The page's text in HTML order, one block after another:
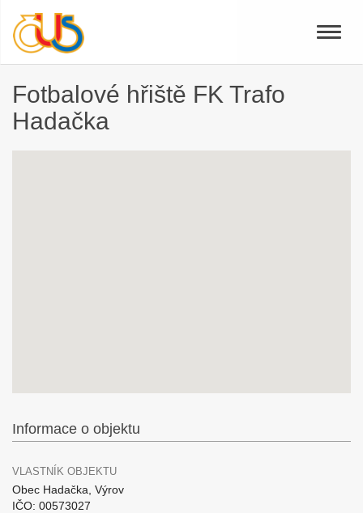
Toggle
Fotbalové hřiště FK Trafo
Hadačka
Informace o objektu
VLASTNÍK OBJEKTU
Obec Hadačka, Výrov
IČO: 00573027